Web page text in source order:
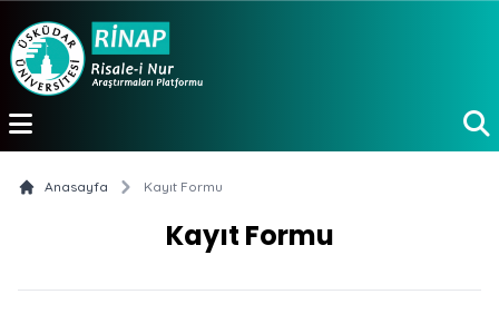
Anasayfa Kayıt Formu
Kayıt Formu
menu